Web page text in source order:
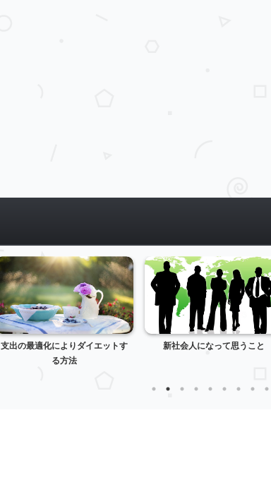
支出の最適化によりダイエットす
る方法
新社会人になって思うこと